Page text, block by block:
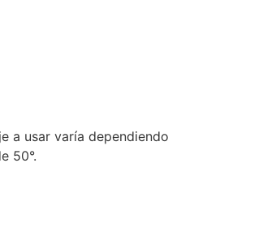
a usar varía dependiendo
50°.